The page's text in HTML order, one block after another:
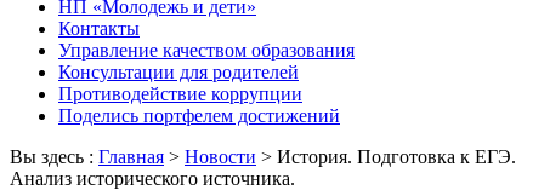
НП «Молодежь и дети»
Контакты
Управление качеством образования
Консультации для родителей
Противодействие коррупции
Поделись портфелем достижений
Вы здесь : Главная > Новости > История. Подготовка к ЕГЭ.
Анализ исторического источника.